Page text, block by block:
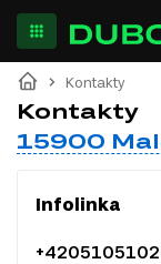
Kontakty
Kontakty
15900
Infolinka